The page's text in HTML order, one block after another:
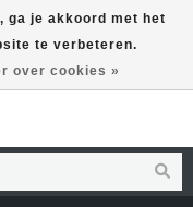
ga je akkoord met het
te verbeteren.
over cookies »